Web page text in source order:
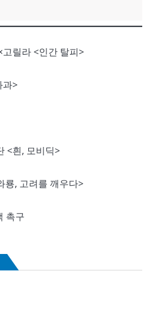
릴라 <인간 탈피>
과>
<흰, 모비딕>
룡, 고려를 깨우다>
촉구